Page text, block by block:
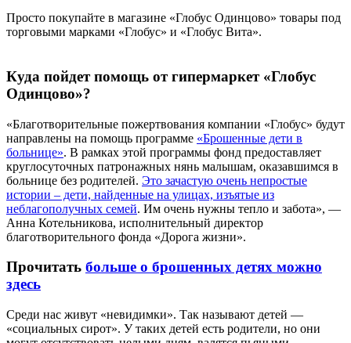
Просто покупайте в магазине «Глобус Одинцово» товары под
торговыми марками «Глобус» и «Глобус Вита».
Куда пойдет помощь от гипермаркет «Глобус
Одинцово»?
«Благотворительные пожертвования компании «Глобус» будут
направлены на помощь программе «Брошенные дети в
больнице». В рамках этой программы фонд предоставляет
круглосуточных патронажных нянь малышам, оказавшимся в
больнице без родителей. Это зачастую очень непростые
истории – дети, найденные на улицах, изъятые из
неблагополучных семей. Им очень нужны тепло и забота», —
Анна Котельникова, исполнительный директор
благотворительного фонда «Дорога жизни».
Прочитать больше о брошенных детях можно
здесь
Среди нас живут «невидимки». Так называют детей —
«социальных сирот». У таких детей есть родители, но они